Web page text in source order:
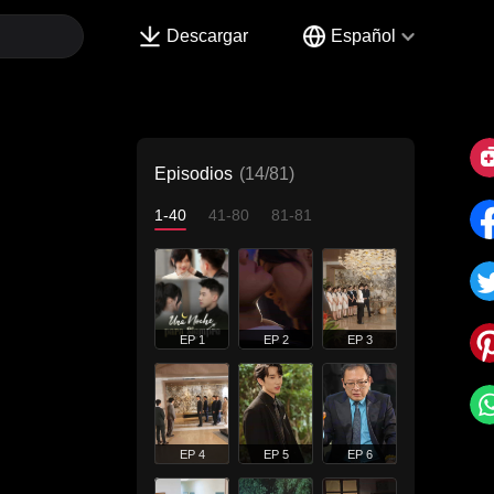
Descargar Español
Episodios (14/81)
1-40 41-80 81-81
EP 1 EP 2 EP 3
EP 4 EP 5 EP 6